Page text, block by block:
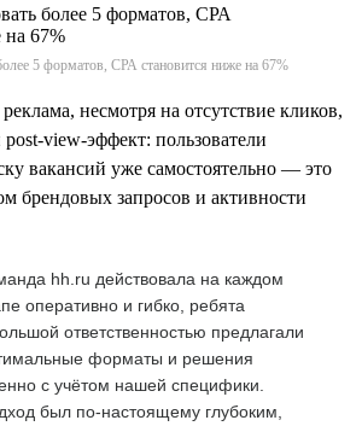
5 форматов, СРА становится ниже на 67%
несмотря на отсутствие кликов,
view-эффект: пользователи
вакансий уже самостоятельно — это
брендовых запросов и активности
hh.ru действовала на каждом
оперативно и гибко, ребята
ответственностью предлагали
форматы и решения
с учётом нашей специфики.
был по-настоящему глубоким,